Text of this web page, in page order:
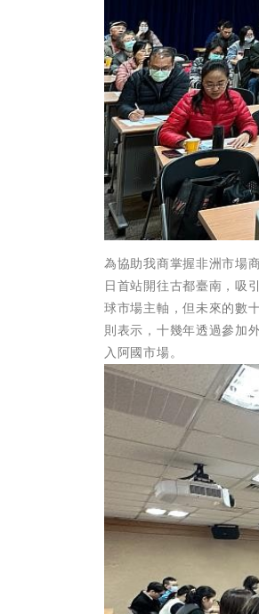
為協助我商掌握非洲市場
日首站開往古都臺南，吸
球市場主軸，但未來的數
則表示，十幾年透過參加
入阿國市場。